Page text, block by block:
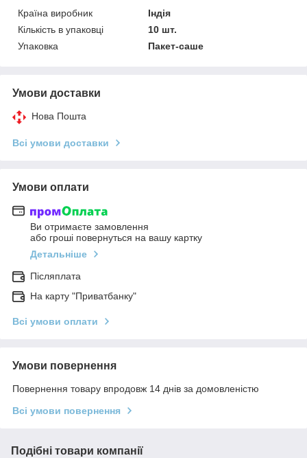
Країна виробник
Індія
Кількість в упаковці
10 шт.
Упаковка
Пакет-саше
Умови доставки
Нова Пошта
Всі умови доставки
Умови оплати
Ви отримаєте замовлення
або гроші повернуться на вашу картку
Детальніше
Післяплата
На карту "Приватбанку"
Всі умови оплати
Умови повернення
Повернення товару впродовж 14 днів за домовленістю
Всі умови повернення
Подібні товари компанії